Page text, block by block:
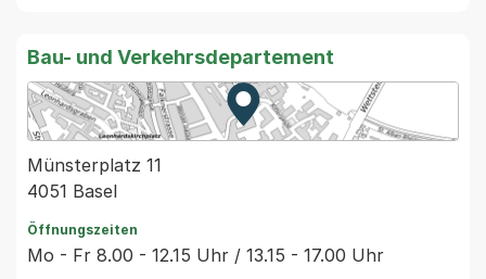
Bau- und Verkehrsdepartement
Zur Karte von MapBS.
Externer Link, wird in einem
Münsterplatz 11
4051 Basel
Öffnungszeiten
Mo - Fr 8.00 - 12.15 Uhr / 13.15 - 17.00 Uhr